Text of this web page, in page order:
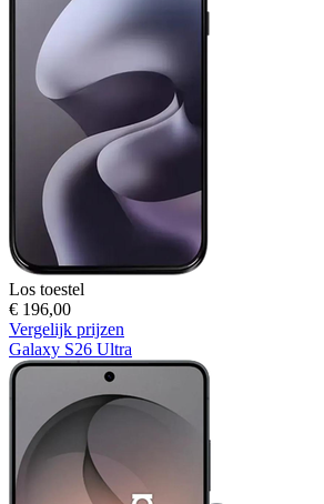
Los toestel
€ 196,00
Vergelijk prijzen
Galaxy S26 Ultra